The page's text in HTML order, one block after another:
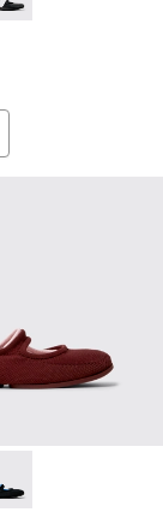
para mujer.
008
K201740-004
Dana - K201740-
- K201944-004 -
Niko -